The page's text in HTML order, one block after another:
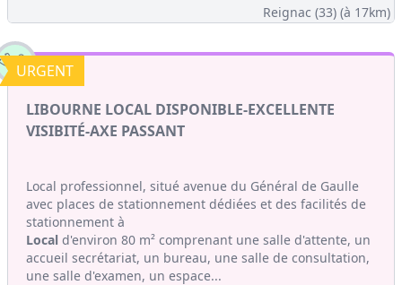
Reignac (33) (à 17km)
URGENT
LIBOURNE LOCAL DISPONIBLE-EXCELLENTE
VISIBITÉ-AXE PASSANT
Local professionnel, situé avenue du Général de Gaulle
avec places de stationnement dédiées et des facilités de
stationnement à
Local d'environ 80 m² comprenant une salle d'attente, un
accueil secrétariat, un bureau, une salle de consultation,
une salle d'examen, un espace...